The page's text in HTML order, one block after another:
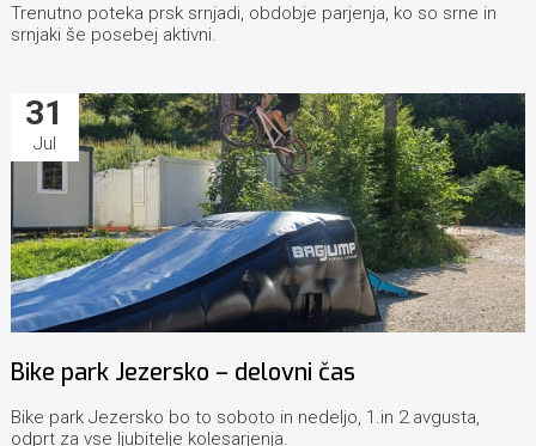
Trenutno poteka prsk srnjadi, obdobje parjenja, ko so srne in
srnjaki še posebej aktivni.
31
Jul
Bike park Jezersko – delovni čas
Bike park Jezersko bo to soboto in nedeljo, 1.in 2.avgusta,
odprt za vse ljubitelje kolesarjenja.